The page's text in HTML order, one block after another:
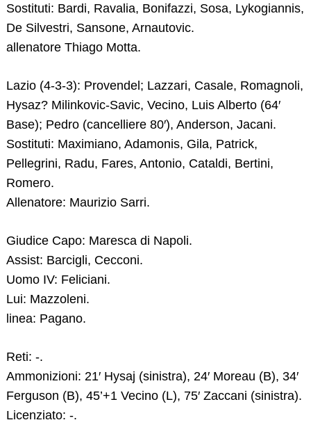
Sostituti: Bardi, Ravalia, Bonifazzi, Sosa, Lykogiannis,
De Silvestri, Sansone, Arnautovic.
allenatore Thiago Motta.
Lazio (4-3-3): Provendel; Lazzari, Casale, Romagnoli,
Hysaz? Milinkovic-Savic, Vecino, Luis Alberto (64′
Base); Pedro (cancelliere 80′), Anderson, Jacani.
Sostituti: Maximiano, Adamonis, Gila, Patrick,
Pellegrini, Radu, Fares, Antonio, Cataldi, Bertini,
Romero.
Allenatore: Maurizio Sarri.
Giudice Capo: Maresca di Napoli.
Assist: Barcigli, Cecconi.
Uomo IV: Feliciani.
Lui: Mazzoleni.
linea: Pagano.
Reti: -.
Ammonizioni: 21′ Hysaj (sinistra), 24′ Moreau (B), 34′
Ferguson (B), 45’+1 Vecino (L), 75′ Zaccani (sinistra).
Licenziato: -.